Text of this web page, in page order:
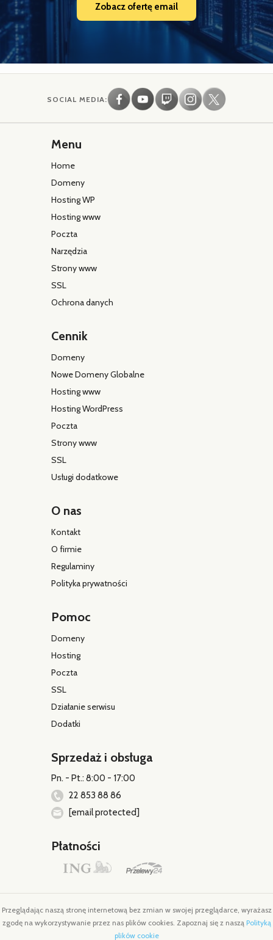
Zobacz ofertę email
SOCIAL MEDIA:
Menu
Home
Domeny
Hosting WP
Hosting www
Poczta
Narzędzia
Strony www
SSL
Ochrona danych
Cennik
Domeny
Nowe Domeny Globalne
Hosting www
Hosting WordPress
Poczta
Strony www
SSL
Usługi dodatkowe
O nas
Kontakt
O firmie
Regulaminy
Polityka prywatności
Pomoc
Domeny
Hosting
Poczta
SSL
Działanie serwisu
Dodatki
Sprzedaż i obsługa
Pn. - Pt.: 8:00 - 17:00
22 853 88 86
[email protected]
Płatności
Przeglądając naszą stronę internetową bez zmian w swojej przeglądarce, wyrażasz
zgodę na wykorzystywanie przez nas plików cookies. Zapoznaj się z naszą Polityką
plików cookie